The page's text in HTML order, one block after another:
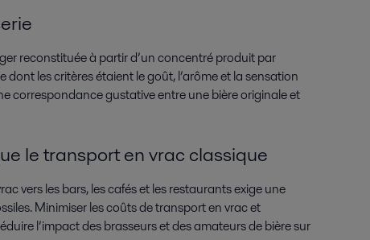
reconstituée à partir d’un concentré produit par
les critères étaient le goût, l’arôme et la sensation
correspondance gustative entre une bière originale et
le transport en vrac classique
vers les bars, les cafés et les restaurants exige une
Minimiser les coûts de transport en vrac et
l’impact des brasseurs et des amateurs de bière sur